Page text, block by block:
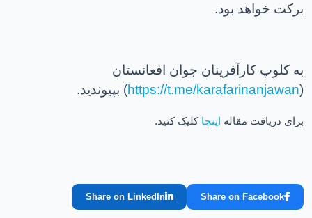
برکت خواهد بود.
به کلوپ کارآفرینان جوان افغانستان
(
https://t.me/karafarinanjawan) بپیوندید.
برای دریافت مقاله اینجاکلیک کنید.
Share on Facebook
Share on LinkedIn